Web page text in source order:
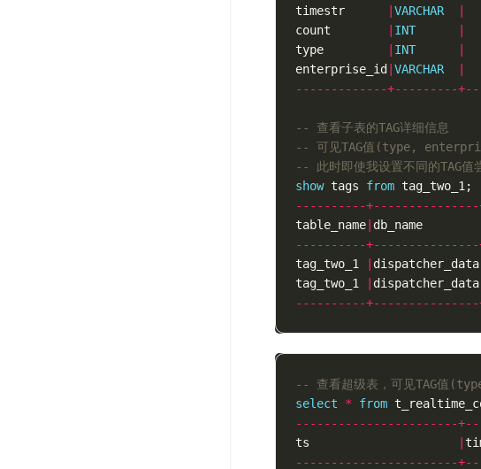
timestr
|VARCHAR
count
INT
type
INT
enterprise_id
|VARCHAR
-------------+---------
-- 查看子表的TAG详细信息
-- 可见TAG值(type,
-- 此时即使我设置不同的TAG值
show tags from tag_two_1;
----------
table_name db_name
----------
tag_two_1
dispatcher_data
tag_two_1
dispatcher_data
----------
-- 查看超级表，可见TAG值
select
* from
-----------------------
ts
|
-----------------------